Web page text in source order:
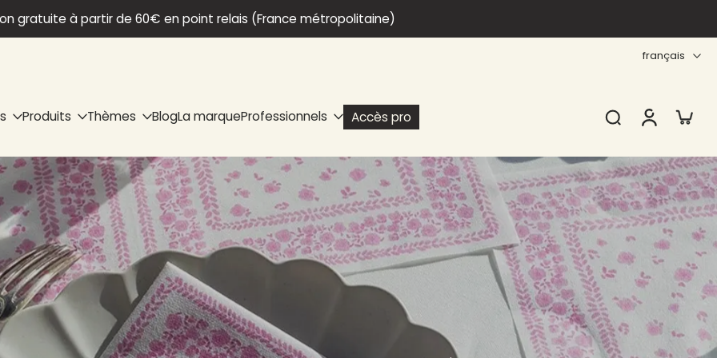
gratuite à partir de 60€ en point relais (France métropolitaine)
français
Produits Thèmes BlogLa marqueProfessionnels Accès pro